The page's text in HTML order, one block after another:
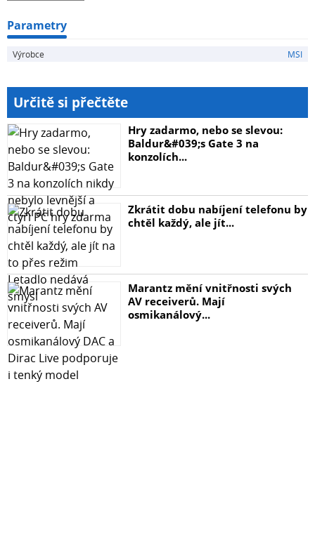
Parametry
Výrobce MSI
Určitě si přečtěte
Hry zadarmo, nebo se slevou:
Baldur&#039;s Gate 3 na
konzolích...
Zkrátit dobu nabíjení telefonu by
chtěl každý, ale jít...
Marantz mění vnitřnosti svých
AV receiverů. Mají
osmikanálový...